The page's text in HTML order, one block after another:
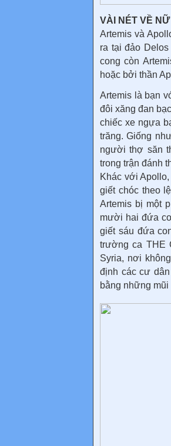
VÀI NÉT VỀ
Artemis và
ra tại đảo
cong còn
hoặc bởi thần
Artemis là bạn
đôi xăng đan
chiếc xe ngựa
trăng. Giống
người thợ săn
trong trận đánh
Khác với
giết chóc theo
Artemis bị một
mười hai đứa
giết sáu đứa
trường ca THE
Syria, nơi
định các cư
bằng những